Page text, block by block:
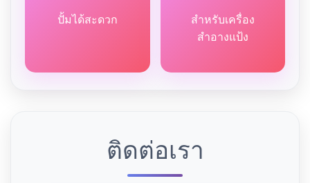
ปั้มได้สะดวก
สำหรับเครื่อง
สำอางแป้ง
ติดต่อเรา